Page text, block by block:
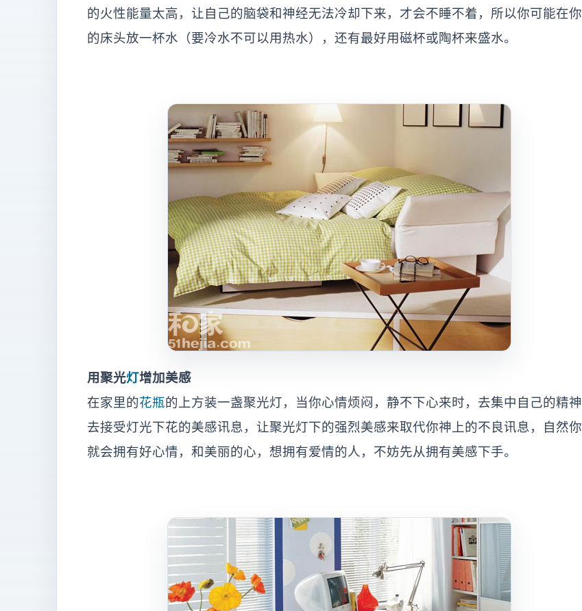
的火性能量太高，让自己的脑袋和神经无法冷却下来，才会不睡不着，所以你可能在你
的床头放一杯水（要冷水不可以用热水），还有最好用磁杯或陶杯来盛水。
用聚光灯增加美感
在家里的花瓶的上方装一盏聚光灯，当你心情烦闷，静不下心来时，去集中自己的精神
去接受灯光下花的美感讯息，让聚光灯下的强烈美感来取代你神上的不良讯息，自然你
就会拥有好心情，和美丽的心，想拥有爱情的人，不妨先从拥有美感下手。